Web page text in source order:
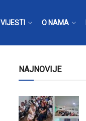
VIJESTI O NAMA
NAJNOVIJE